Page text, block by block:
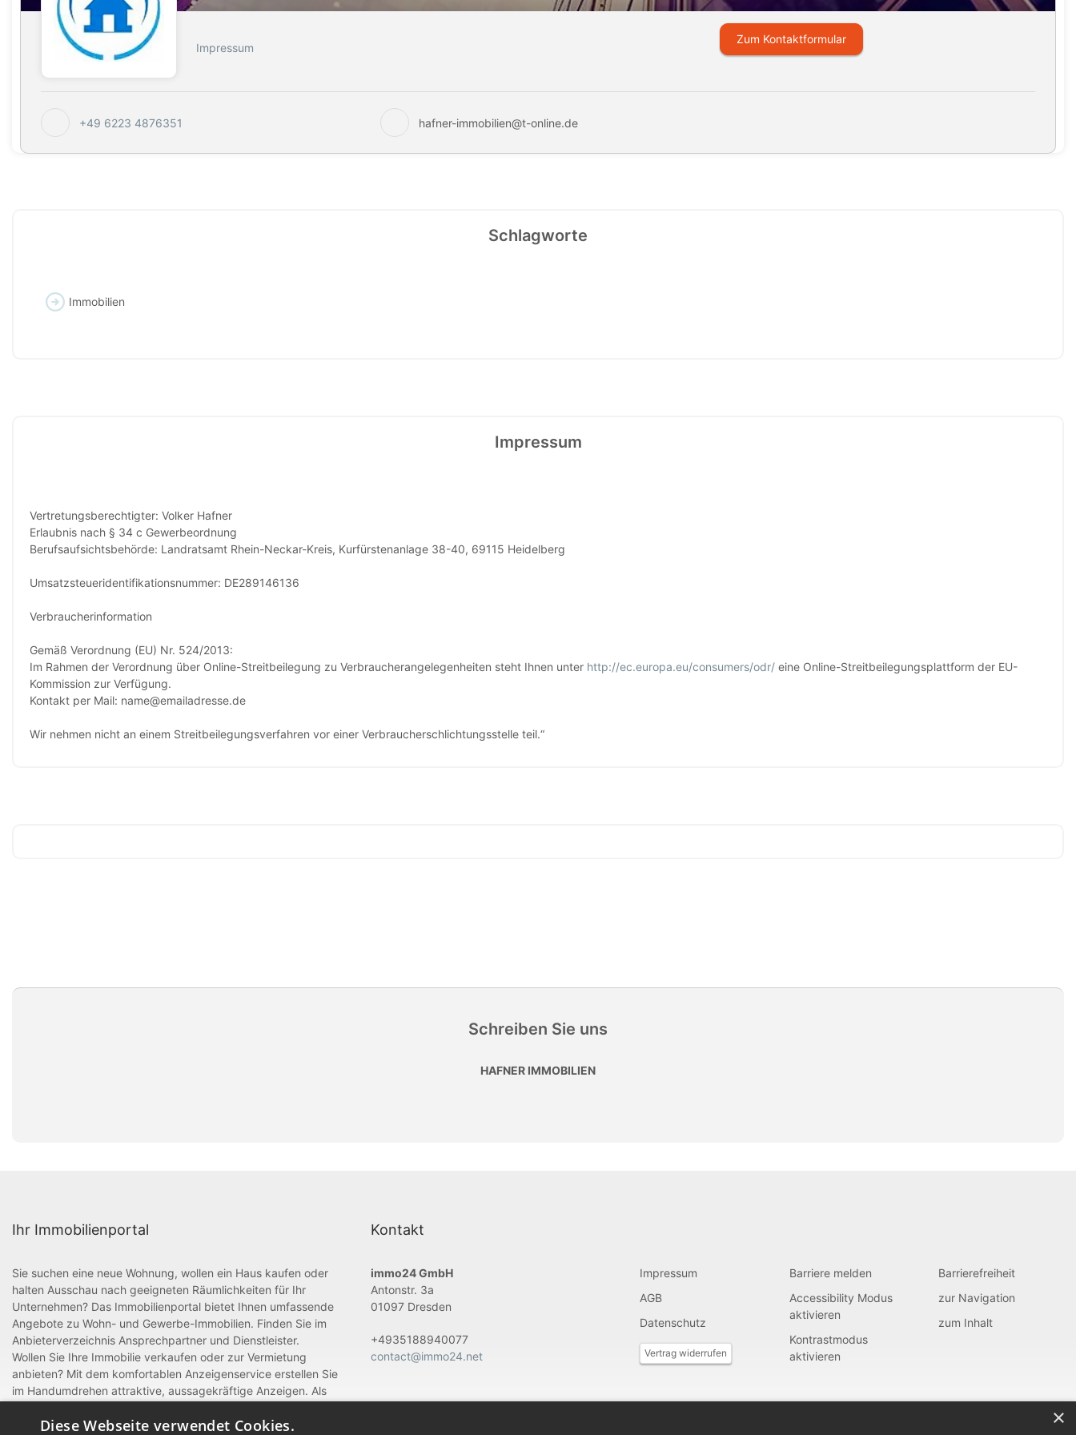
Impressum
Zum Kontaktformular
+49 6223 4876351 hafner-immobilien@t-online.de
Schlagworte
Immobilien
Impressum
Vertretungsberechtigter: Volker Hafner
Erlaubnis nach § 34 c Gewerbeordnung
Berufsaufsichtsbehörde: Landratsamt Rhein-Neckar-Kreis, Kurfürstenanlage 38-40, 69115 Heidelberg
Umsatzsteueridentifikationsnummer: DE289146136
Verbraucherinformation
Gemäß Verordnung (EU) Nr. 524/2013:
Im Rahmen der Verordnung über Online-Streitbeilegung zu Verbraucherangelegenheiten steht Ihnen unter http://ec.europa.eu/consumers/odr/ eine Online-Streitbeilegungsplattform der EU-
Kommission zur Verfügung.
Kontakt per Mail: name@emailadresse.de
Wir nehmen nicht an einem Streitbeilegungsverfahren vor einer Verbraucherschlichtungsstelle teil.“
Schreiben Sie uns
HAFNER IMMOBILIEN
Ihr Immobilienportal
Sie suchen eine neue Wohnung, wollen ein Haus kaufen oder
halten Ausschau nach geeigneten Räumlichkeiten für Ihr
Unternehmen? Das Immobilienportal bietet Ihnen umfassende
Angebote zu Wohn- und Gewerbe-Immobilien. Finden Sie im
Anbieterverzeichnis Ansprechpartner und Dienstleister.
Wollen Sie Ihre Immobilie verkaufen oder zur Vermietung
anbieten? Mit dem komfortablen Anzeigenservice erstellen Sie
im Handumdrehen attraktive, aussagekräftige Anzeigen. Als
Handwerk können Sie sich zudem mit einem Eintrag im
Kontakt
immo24 GmbH
Antonstr. 3a
01097 Dresden
+4935188940077
contact@immo24.net
Impressum
AGB
Datenschutz
Vertrag widerrufen
Barriere melden
Accessibility Modus
aktivieren
Kontrastmodus
aktivieren
Barrierefreiheit
zur Navigation
zum Inhalt
×
Diese Webseite verwendet Cookies.